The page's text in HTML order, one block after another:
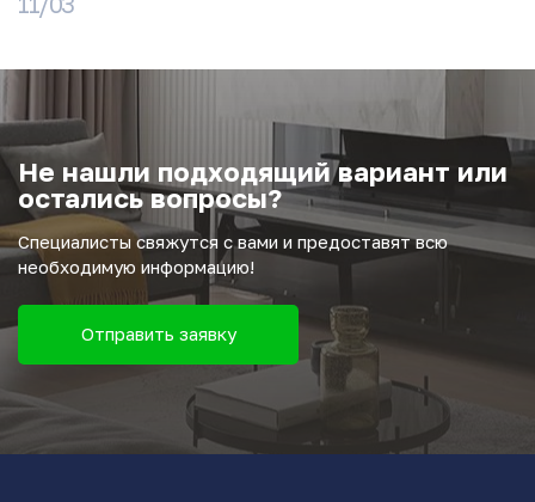
Не нашли подходящий вариант или
остались вопросы?
Специалисты свяжутся с вами и предоставят всю
необходимую информацию!
Отправить заявку